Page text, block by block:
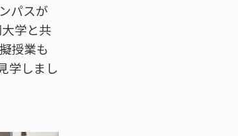
パスが
学と共
授業も
学しまし